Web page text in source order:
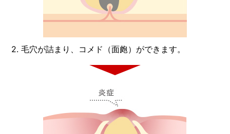
2. 毛穴が詰まり、コメド（面皰）ができます。